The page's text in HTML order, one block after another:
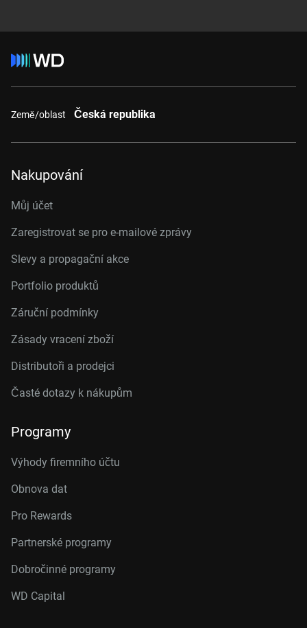
Země/oblast Česká republika
Nakupování
Můj účet
Zaregistrovat se pro e-mailové zprávy
Slevy a propagační akce
Portfolio produktů
Záruční podmínky
Zásady vracení zboží
Distributoři a prodejci
Časté dotazy k nákupům
Programy
Výhody firemního účtu
Obnova dat
Pro Rewards
Partnerské programy
Dobročinné programy
WD Capital